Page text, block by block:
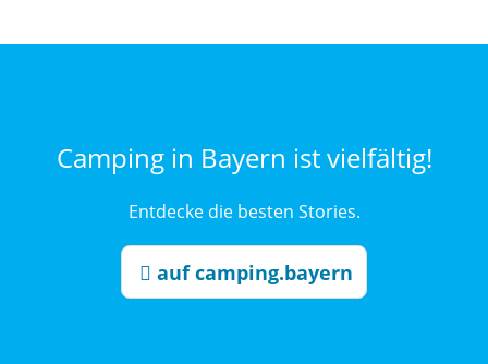
Camping in Bayern ist vielfältig!
Entdecke die besten Stories.
auf camping.bayern